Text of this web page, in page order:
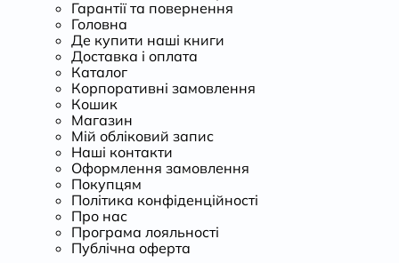
Гарантії та повернення
Головна
Де купити наші книги
Доставка і оплата
Каталог
Корпоративні замовлення
Кошик
Магазин
Мій обліковий запис
Наші контакти
Оформлення замовлення
Покупцям
Політика конфіденційності
Про нас
Програма лояльності
Публічна оферта